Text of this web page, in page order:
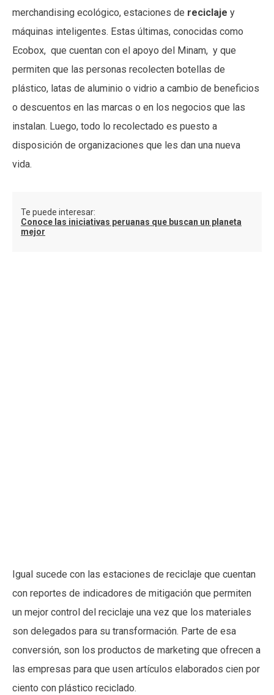
merchandising ecológico, estaciones de reciclaje y
máquinas inteligentes. Estas últimas, conocidas como
Ecobox, que cuentan con el apoyo del Minam, y que
permiten que las personas recolecten botellas de
plástico, latas de aluminio o vidrio a cambio de beneficios
o descuentos en las marcas o en los negocios que las
instalan. Luego, todo lo recolectado es puesto a
disposición de organizaciones que les dan una nueva
vida.
Te puede interesar:
Conoce las iniciativas peruanas que buscan un planeta
mejor
Igual sucede con las estaciones de reciclaje que cuentan
con reportes de indicadores de mitigación que permiten
un mejor control del reciclaje una vez que los materiales
son delegados para su transformación. Parte de esa
conversión, son los productos de marketing que ofrecen a
las empresas para que usen artículos elaborados cien por
ciento con plástico reciclado.